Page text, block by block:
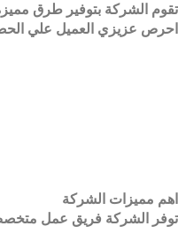
تقوم الشركة بتوفير طرق
احرص عزيزي العميل علي
اهم مميزات الشركة
توفر الشركة فريق عمل متخصص